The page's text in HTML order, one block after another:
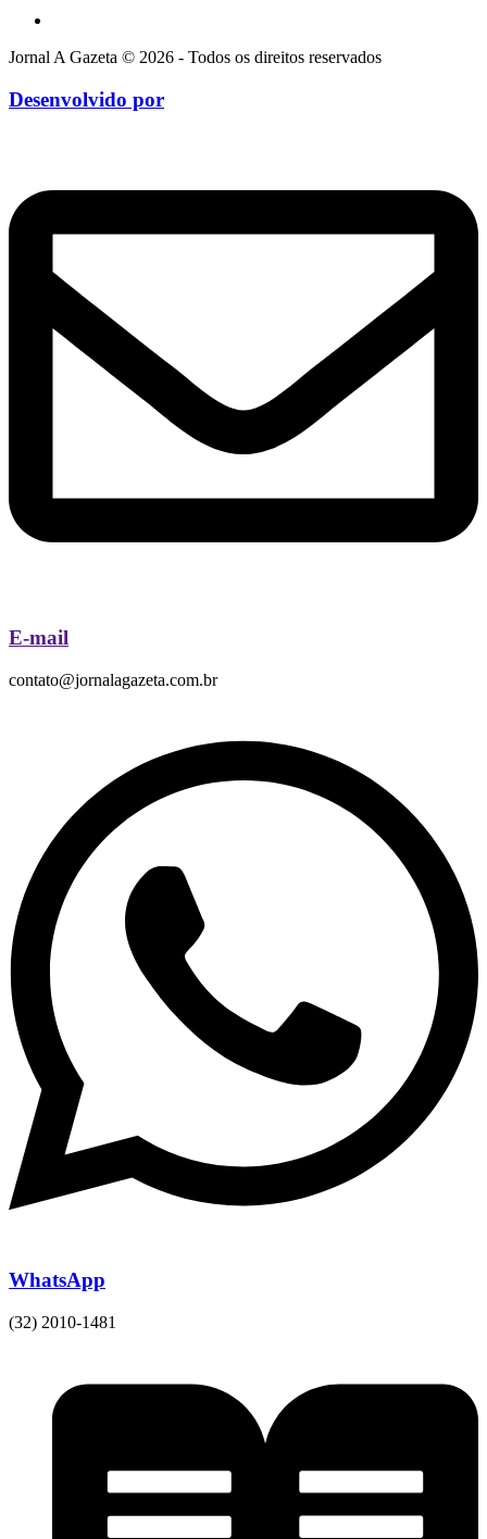
Jornal A Gazeta © 2026 - Todos os direitos reservados
Desenvolvido por
E-mail
contato@jornalagazeta.com.br
WhatsApp
(32) 2010-1481